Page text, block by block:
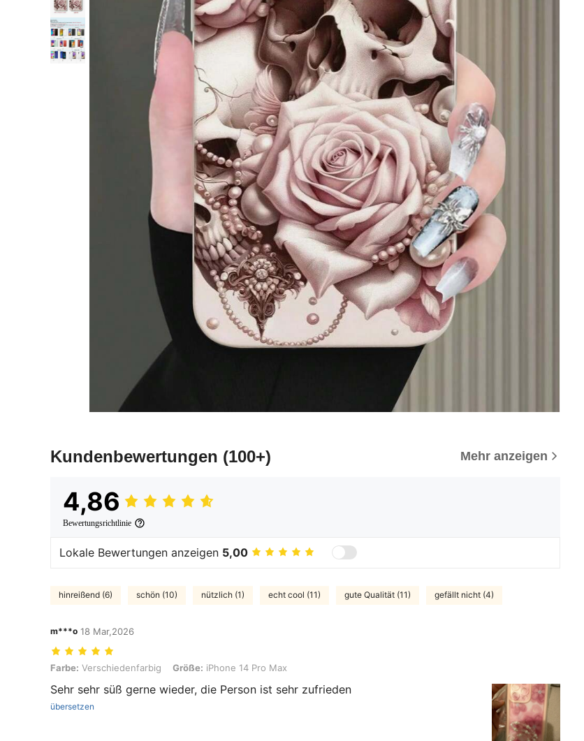
Kundenbewertungen (100+) Mehr anzeigen
4,86
Bewertungsrichtlinie
Lokale Bewertungen anzeigen 5,00
hinreißend (6) schön (10) nützlich (1) echt cool (11) gute Qualität (11) gefällt nicht (4)
m***o 18 Mar,2026
Farbe: Verschiedenfarbig, Größe: iPhone 14 Pro Max
Farbe: Verschiedenfarbig Größe: iPhone 14 Pro Max
Sehr sehr süß gerne wieder, die Person ist sehr zufrieden
übersetzen